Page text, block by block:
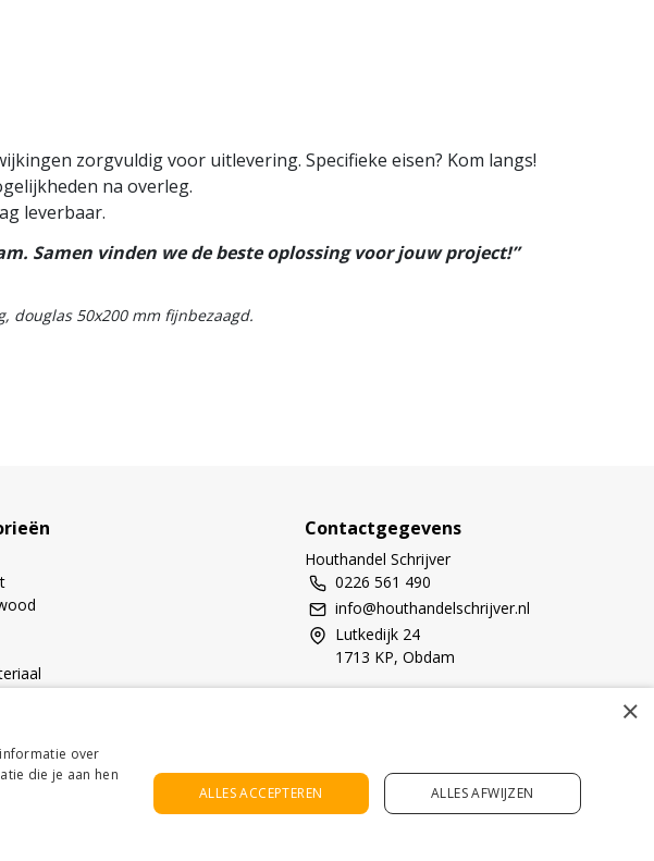
zorgvuldig voor uitlevering. Specifieke eisen? Kom langs!
na overleg.
leverbaar.
Samen vinden we de beste oplossing voor jouw project!”
douglas 50x200 mm fijnbezaagd.
Contactgegevens
Houthandel Schrijver
0226 561 490
info@houthandelschrijver.nl
Lutkedijk 24
1713 KP, Obdam
×
over
die je aan hen
ALLES ACCEPTEREN ALLES AFWIJZEN